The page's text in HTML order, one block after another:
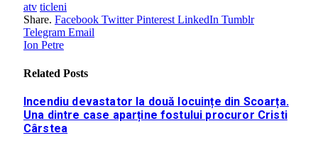
atv ticleni
Share. Facebook Twitter Pinterest LinkedIn Tumblr
Telegram Email
Ion Petre
Related Posts
Incendiu devastator la două locuințe din Scoarța.
Una dintre case aparține fostului procuror Cristi
Cârstea